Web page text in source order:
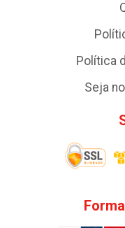
Política
Seja